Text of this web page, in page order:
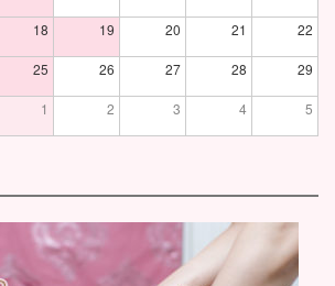
18 19 20 21 22
25 26 27 28 29
1 2 3 4 5